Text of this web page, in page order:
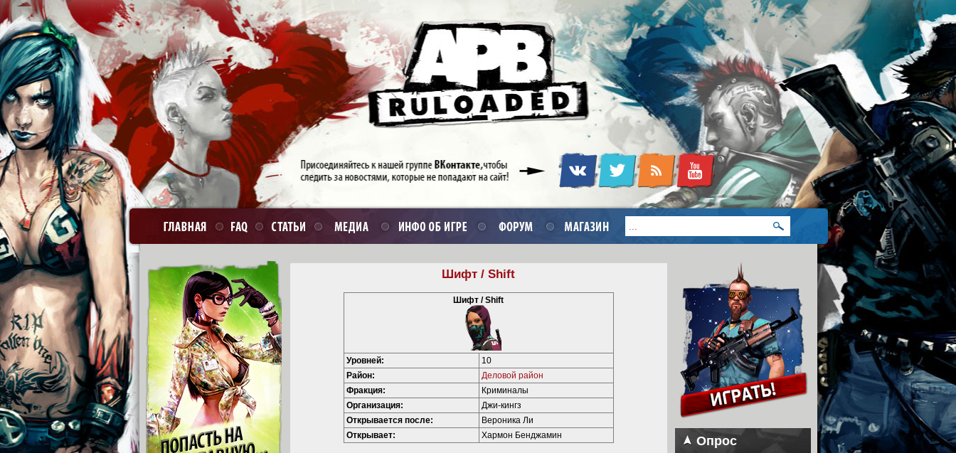
Шифт / Shift
Шифт / Shift
Уровней:
10
Район:
Деловой район
Фракция:
Криминалы
Организация:
Джи-кингз
Открывается после:
Вероника Ли
Открывает:
Хармон Бенджамин Опрос